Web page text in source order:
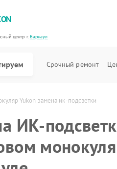
центр г.Барнаул
Срочный ремонт
Yukon замена ик-подсветки
ИК-